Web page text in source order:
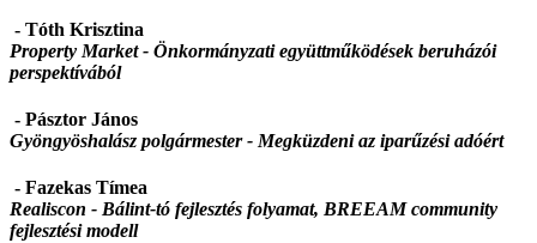
- Tóth Krisztina
Property Market - Önkormányzati együttműködések beruházói
perspektívából
- Pásztor János
Gyöngyöshalász polgármester - Megküzdeni az iparűzési adóért
- Fazekas Tímea
Realiscon - Bálint-tó fejlesztés folyamat, BREEAM community
fejlesztési modell